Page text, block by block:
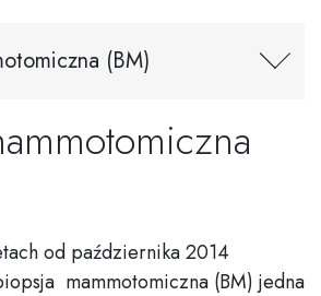
(BM)
od października 2014
mammotomiczna (BM) jedna